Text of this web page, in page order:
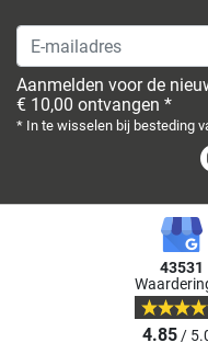
E-mailadres
Aanmelden voor de
€ 10,00 ontvangen *
* In te wisselen bij besteding
43531
4.85/